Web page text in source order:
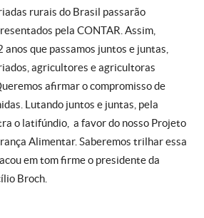
rurais do Brasil passarão
pela CONTAR. Assim,
que passamos juntos e juntas,
agricultores e agricultoras
afirmar o compromisso de
Lutando juntos e juntas, pela
o latifúndio, a favor do nosso Projeto
Alimentar. Saberemos trilhar essa
em tom firme o presidente da
Broch.